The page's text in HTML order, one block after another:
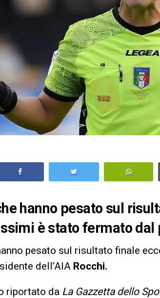
hanno pesato sul
è stato fermato dal
pesato sul risultato finale
dell’AIA Rocchi.
riportato da La Gazzetta dello